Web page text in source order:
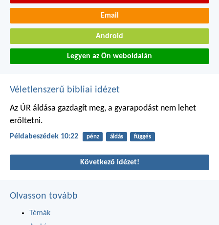
Email
Android
Legyen az Ön weboldalán
Véletlenszerű bibliai idézet
Az ÚR áldása gazdagít meg, a gyarapodást nem lehet
erőltetni.
Példabeszédek 10:22 pénz áldás függés
Következő idézet!
Olvasson tovább
Témák